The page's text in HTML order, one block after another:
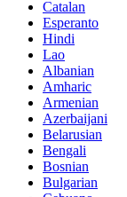
Catalan
Esperanto
Hindi
Lao
Albanian
Amharic
Armenian
Azerbaijani
Belarusian
Bengali
Bosnian
Bulgarian